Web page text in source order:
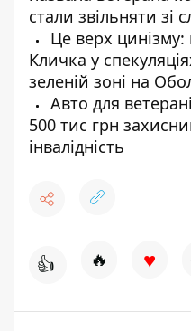
стали звільняти зі
Це верх
Кличка у
зеленій зоні на
Авто для
500 тис грн
інвалідність
👍 🔥 ♥